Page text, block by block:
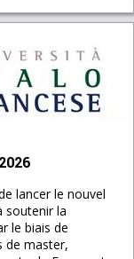
lancer le nouvel
soutenir la
le biais de
de master,